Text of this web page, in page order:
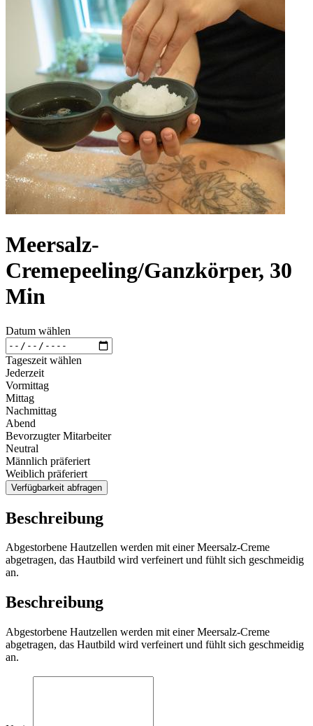
Meersalz-
Cremepeeling/Ganzkörper, 30
Min
Datum wählen
Tageszeit wählen
Jederzeit
Vormittag
Mittag
Nachmittag
Abend
Bevorzugter Mitarbeiter
Neutral
Männlich präferiert
Weiblich präferiert
Verfügbarkeit abfragen
Beschreibung
Abgestorbene Hautzellen werden mit einer Meersalz-Creme
abgetragen, das Hautbild wird verfeinert und fühlt sich geschmeidig
an.
Beschreibung
Abgestorbene Hautzellen werden mit einer Meersalz-Creme
abgetragen, das Hautbild wird verfeinert und fühlt sich geschmeidig
an.